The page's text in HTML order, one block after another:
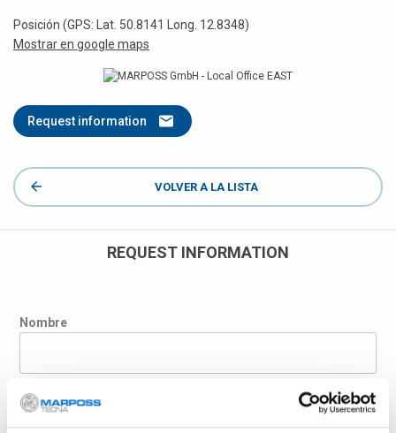
Posición (GPS: Lat. 50.8141 Long. 12.8348)
Mostrar en google maps
Request information
VOLVER A LA LISTA
REQUEST INFORMATION
Nombre
Apellido